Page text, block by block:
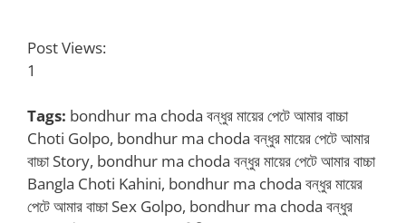
Post Views:
1
Tags: bondhur ma choda বন্ধুর মায়ের পেটে আমার বাচ্চা
Choti Golpo, bondhur ma choda বন্ধুর মায়ের পেটে আমার
বাচ্চা Story, bondhur ma choda বন্ধুর মায়ের পেটে আমার বাচ্চা
Bangla Choti Kahini, bondhur ma choda বন্ধুর মায়ের
পেটে আমার বাচ্চা Sex Golpo, bondhur ma choda বন্ধুর